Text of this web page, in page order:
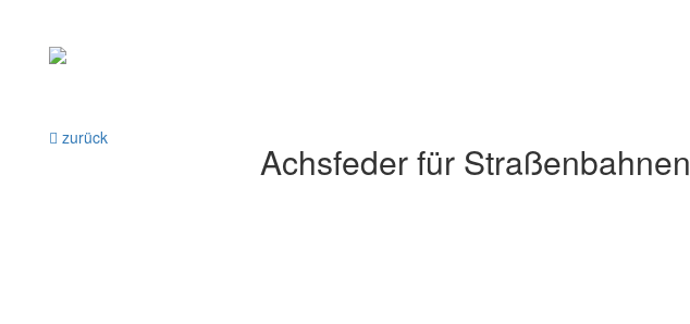
zurück
Achsfeder für Straßenbahnen